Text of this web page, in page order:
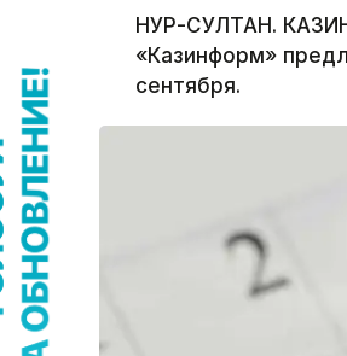
НУР-СУЛТАН.
«Казинформ»
сентября.